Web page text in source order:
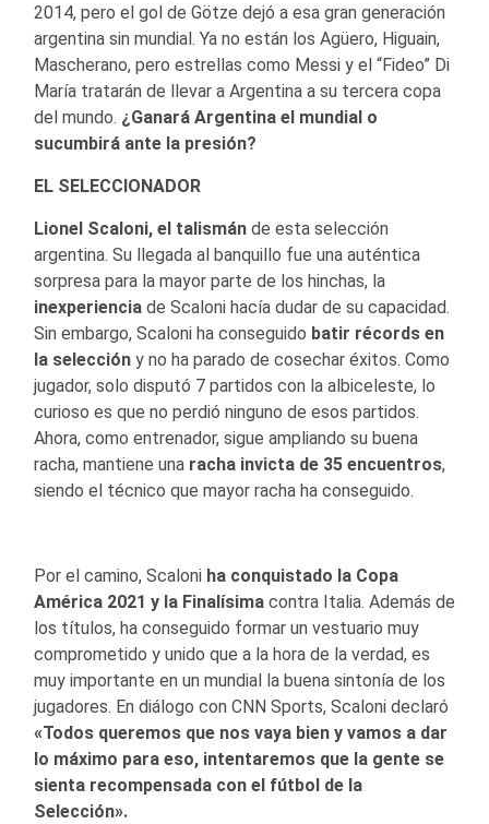
2014, pero el gol de Götze dejó a esa gran generación
argentina sin mundial. Ya no están los Agüero, Higuain,
Mascherano, pero estrellas como Messi y el “Fideo” Di
María tratarán de llevar a Argentina a su tercera copa
del mundo. ¿Ganará Argentina el mundial o
sucumbirá ante la presión?
EL SELECCIONADOR
Lionel Scaloni, el talismán de esta selección
argentina. Su llegada al banquillo fue una auténtica
sorpresa para la mayor parte de los hinchas, la
inexperiencia de Scaloni hacía dudar de su capacidad.
Sin embargo, Scaloni ha conseguido batir récords en
la selección y no ha parado de cosechar éxitos. Como
jugador, solo disputó 7 partidos con la albiceleste, lo
curioso es que no perdió ninguno de esos partidos.
Ahora, como entrenador, sigue ampliando su buena
racha, mantiene una racha invicta de 35 encuentros,
siendo el técnico que mayor racha ha conseguido.
Por el camino, Scaloni ha conquistado la Copa
América 2021 y la Finalísima contra Italia. Además de
los títulos, ha conseguido formar un vestuario muy
comprometido y unido que a la hora de la verdad, es
muy importante en un mundial la buena sintonía de los
jugadores. En diálogo con CNN Sports, Scaloni declaró
«Todos queremos que nos vaya bien y vamos a dar
lo máximo para eso, intentaremos que la gente se
sienta recompensada con el fútbol de la
Selección».